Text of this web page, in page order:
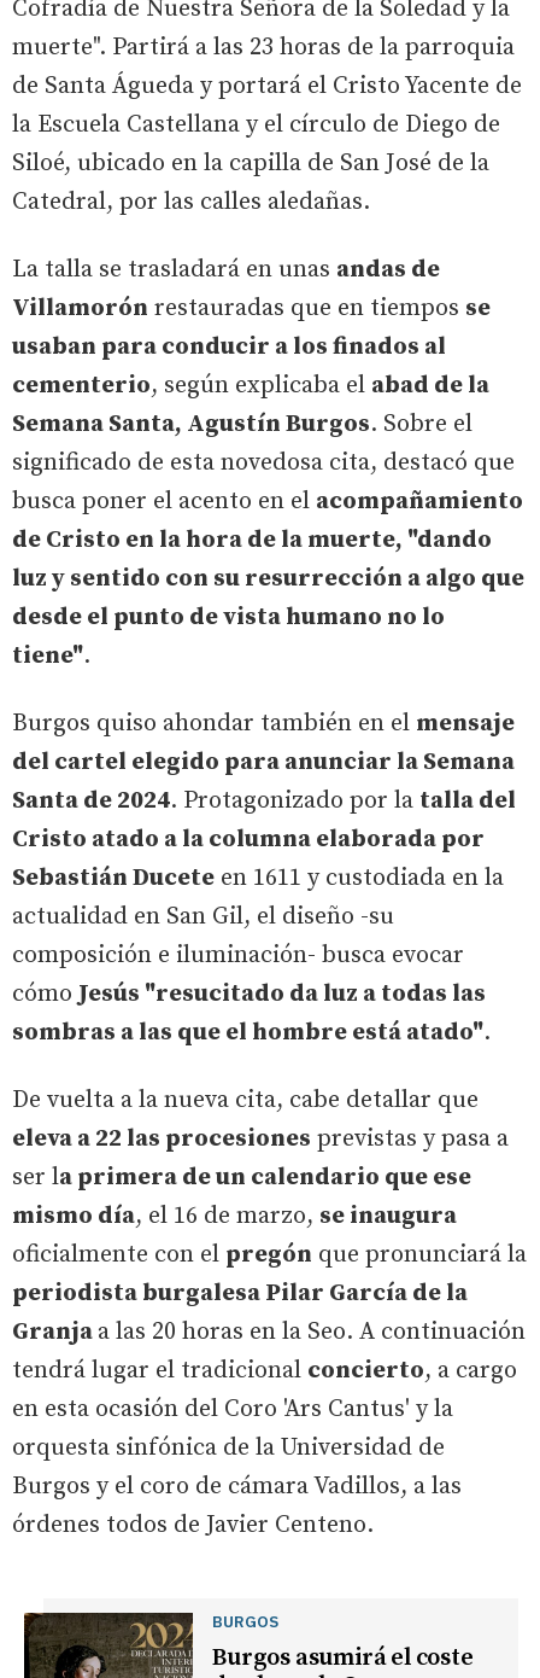
Cofradía de Nuestra Señora de la Soledad y la
muerte". Partirá a las 23 horas de la parroquia
de Santa Águeda y portará el Cristo Yacente de
la Escuela Castellana y el círculo de Diego de
Siloé, ubicado en la capilla de San José de la
Catedral, por las calles aledañas.
La talla se trasladará en unas andas de
Villamorón restauradas que en tiempos se
usaban para conducir a los finados al
cementerio, según explicaba el abad de la
Semana Santa, Agustín Burgos. Sobre el
significado de esta novedosa cita, destacó que
busca poner el acento en el acompañamiento
de Cristo en la hora de la muerte, "dando
luz y sentido con su resurrección a algo que
desde el punto de vista humano no lo
tiene".
Burgos quiso ahondar también en el mensaje
del cartel elegido para anunciar la Semana
Santa de 2024. Protagonizado por la talla del
Cristo atado a la columna elaborada por
Sebastián Ducete en 1611 y custodiada en la
actualidad en San Gil, el diseño -su
composición e iluminación- busca evocar
cómo Jesús "resucitado da luz a todas las
sombras a las que el hombre está atado".
De vuelta a la nueva cita, cabe detallar que
eleva a 22 las procesiones previstas y pasa a
ser la primera de un calendario que ese
mismo día, el 16 de marzo, se inaugura
oficialmente con el pregón que pronunciará la
periodista burgalesa Pilar García de la
Granjaa las 20 horas en la Seo. A continuación
tendrá lugar el tradicional concierto, a cargo
en esta ocasión del Coro 'Ars Cantus' y la
orquesta sinfónica de la Universidad de
Burgos y el coro de cámara Vadillos, a las
órdenes todos de Javier Centeno.
BURGOS
Burgos asumirá el coste